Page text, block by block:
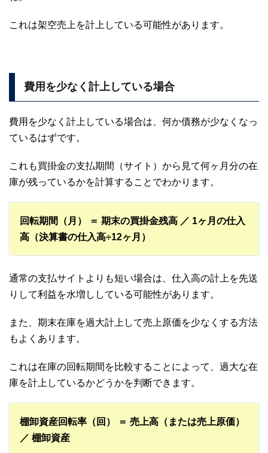
これは架空売上を計上している可能性があります。
費用を少なく計上している場合
費用を少なく計上している場合は、何か債務が少なくなっ
ているはずです。
これも買掛金の支払期間（サイト）から見て何ヶ月分の在
庫が残っているかを計算することでわかります。
回転期間（月） ＝ 期末の買掛金残高 ／ 1ヶ月の仕入
高（決算書の仕入高÷12ヶ月）
通常の支払サイトよりも短い場合は、仕入高の計上を先送
りして利益を水増ししている可能性があります。
また、期末在庫を過大計上して売上原価を少なくする方法
もよくあります。
これは在庫の回転期間を比較することによって、過大な在
庫を計上しているかどうかを判断できます。
棚卸資産回転率（回） ＝ 売上高（または売上原価）
／ 棚卸資産